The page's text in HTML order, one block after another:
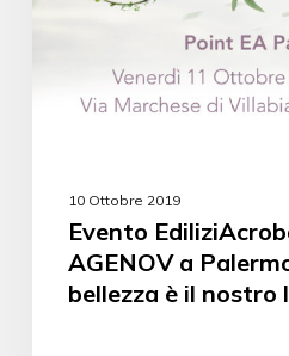
10 Ottobre 2019
Evento
AGENOV a
bellezza è il nostro